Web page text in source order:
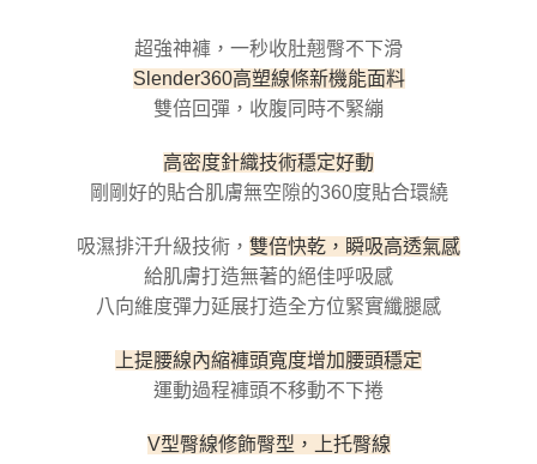
３．收到繳費通知簡訊後14天內，點擊此簡訊中的連結，可透過四大超商／
ATM／網路銀行／等多元方式進行付款，方視為交易完成。
※ 請注意：結帳手續完成當下不需立刻繳費，但若您需要取消訂單，請聯絡
購買商品的店家。未經商家同意取消之訂單仍視為有效，需透過AFTEE先享
※ 交易是否成功請以「AFTEE先享後付 」之結帳頁面顯示為準，若有關於
是否繳費成功／繳費後需取消欲退款等相關疑問，請聯繫「AFTEE先享後付
客戶支援中心」 https://netprotections.freshdesk.com/support/home
【注意事項】
１．透過由恩沛科技股份有限公司提供之「AFTEE先享後付」服務完成之交
易，需依本服務之必要範圍內提供個人資料，並將交易相關給付款項請求債
權轉讓予恩沛科技股份有限公司。
https://aftee.tw/terms/#terms3
３．未成年的使用者請事先徵得法定代理人或監護人之同意方可使用
「AFTEE先享後付」，若未經同意申辦者引起之損失，本公司不負相關責
４．使用「AFTEE先享後付」時，將依據個別帳號之用戶狀況，依本公司即
時審查核予不同之上限額度；若仍有額度不足之情形，本公司將視審查結果
每筆NT$100，滿NT$800(含以上)免運費
每筆NT$100，滿NT$800(含以上)免運費
每筆NT$100，滿NT$800(含以上)免運費
超強神褲，一秒收肚翹臀不下滑
Slender360高塑線條新機能面料
雙倍回彈，收腹同時不緊繃
高密度針織技術穩定好動
剛剛好的貼合肌膚無空隙的360度貼合環繞
吸濕排汗升級技術， 雙倍快乾，瞬吸高透氣感
給肌膚打造無著的絕佳呼吸感
八向維度彈力延展打造全方位緊實纖腿感
上提腰線內縮褲頭寬度增加腰頭穩定
運動過程褲頭不移動不下捲
V型臀線修飾臀型，上托臀線